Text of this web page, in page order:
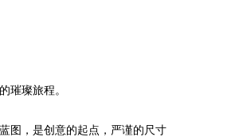
璀璨旅程。
图，是创意的起点，严谨的尺寸